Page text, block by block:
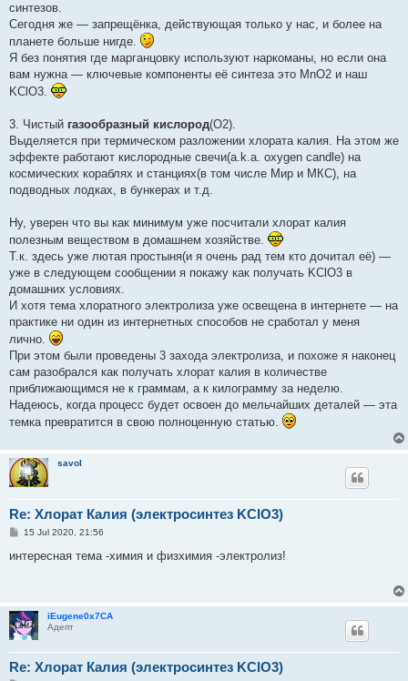
синтезов.
Сегодня же — запрещёнка, действующая только у нас, и более на
планете больше нигде.
Я без понятия где марганцовку используют наркоманы, но если она
вам нужна — ключевые компоненты её синтеза это MnO2 и наш
KClO3.
3. Чистый газообразный кислород(O2).
Выделяется при термическом разложении хлората калия. На этом же
эффекте работают кислородные свечи(a.k.a. oxygen candle) на
космических кораблях и станциях(в том числе Мир и МКС), на
подводных лодках, в бункерах и т.д.
Ну, уверен что вы как минимум уже посчитали хлорат калия
полезным веществом в домашнем хозяйстве.
Т.к. здесь уже лютая простыня(и я очень рад тем кто дочитал её) —
уже в следующем сообщении я покажу как получать KClO3 в
домашних условиях.
И хотя тема хлоратного электролиза уже освещена в интернете — на
практике ни один из интернетных способов не сработал у меня
лично.
При этом были проведены 3 захода электролиза, и похоже я наконец
сам разобрался как получать хлорат калия в количестве
приближающимся не к граммам, а к килограмму за неделю.
Надеюсь, когда процесс будет освоен до мельчайших деталей — эта
темка превратится в свою полноценную статью.
savol
Re: Хлорат Калия (электросинтез KClO3)
P
s
15 Jul 2020, 21:56
интересная тема -химия и физхимия -электролиз!
iEugene0x7CA
Адепт
Re: Хлорат Калия (электросинтез KClO3)